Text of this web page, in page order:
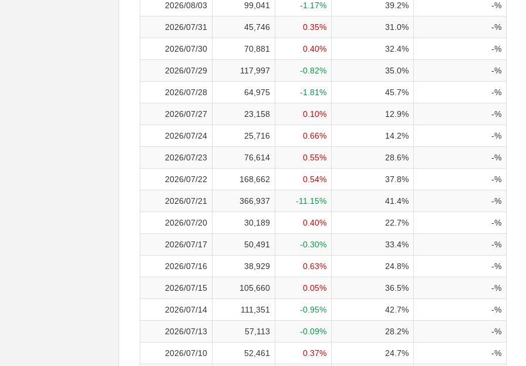
2026/08/03 99,041 -1.17% 39.2% -%
2026/07/31 45,746 0.35% 31.0% -%
2026/07/30 70,881 0.40% 32.4% -%
2026/07/29 117,997 -0.82% 35.0% -%
2026/07/28 64,975 -1.81% 45.7% -%
2026/07/27 23,158 0.10% 12.9% -%
2026/07/24 25,716 0.66% 14.2% -%
2026/07/23 76,614 0.55% 28.6% -%
2026/07/22 168,662 0.54% 37.8% -%
2026/07/21 366,937 -11.15% 41.4% -%
2026/07/20 30,189 0.40% 22.7% -%
2026/07/17 50,491 -0.30% 33.4% -%
2026/07/16 38,929 0.63% 24.8% -%
2026/07/15 105,660 0.05% 36.5% -%
2026/07/14 111,351 -0.95% 42.7% -%
2026/07/13 57,113 -0.09% 28.2% -%
2026/07/10 52,461 0.37% 24.7% -%